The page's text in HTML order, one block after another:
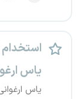
یاس
یاس